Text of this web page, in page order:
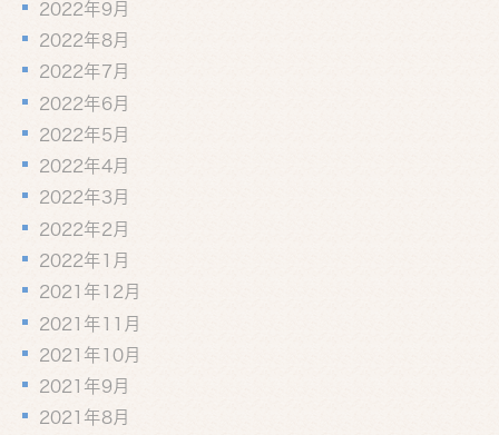
2022年9月
2022年8月
2022年7月
2022年6月
2022年5月
2022年4月
2022年3月
2022年2月
2022年1月
2021年12月
2021年11月
2021年10月
2021年9月
2021年8月